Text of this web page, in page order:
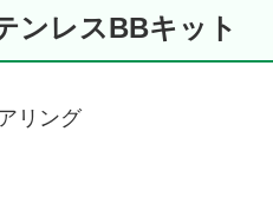
ンレスBBキット
リング